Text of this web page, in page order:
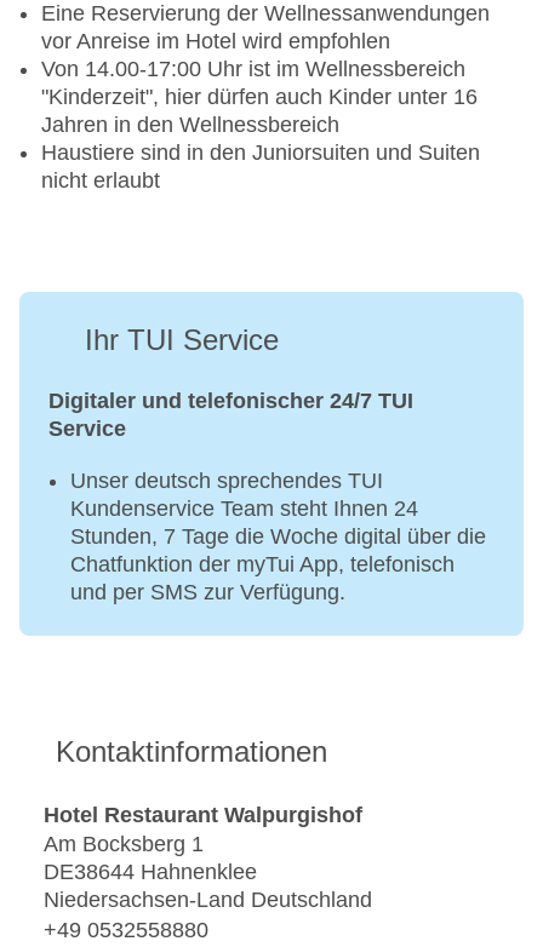
Eine Reservierung der Wellnessanwendungen
vor Anreise im Hotel wird empfohlen
Von 14.00-17:00 Uhr ist im Wellnessbereich
"Kinderzeit", hier dürfen auch Kinder unter 16
Jahren in den Wellnessbereich
Haustiere sind in den Juniorsuiten und Suiten
nicht erlaubt
Ihr TUI Service
Digitaler und telefonischer 24/7 TUI
Service
Unser deutsch sprechendes TUI
Kundenservice Team steht Ihnen 24
Stunden, 7 Tage die Woche digital über die
Chatfunktion der myTui App, telefonisch
und per SMS zur Verfügung.
Kontaktinformationen
Hotel Restaurant Walpurgishof
Am Bocksberg 1
DE38644 Hahnenklee
Niedersachsen-Land Deutschland
+49 0532558880